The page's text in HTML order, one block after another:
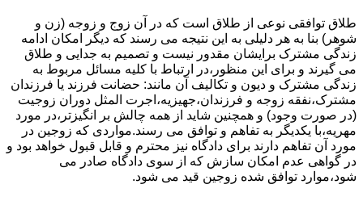
طلاق توافقی نوعی از طلاق است که در آن زوج و زوجه (زن و
شوهر) بنا به هر دلیلی به این نتیجه می رسند که دیگر امکان ادامه
زندگی مشترک برایشان مقدور نیست و تصمیم به جدایی و طلاق
می گیرند و برای این منظور،در ارتباط با کلیه مسائل مربوط به
زندگی مشترک و دیون و تکالیف آن مانند: حضانت فرزند یا فرزندان
مشترک،نفقه زوجه و فرزندان،جهیزیه،اجرت المثل دوران زوجیت
(در صورت وجود) و همچنین شاید از همه چالش بر انگیزتر،در مورد
مهریه،با یکدیگر به تفاهم و توافق می رسند.مواردی که زوجین در
مورد آن تفاهم دارند برای دادگاه نیز محترم و قابل قبول خواهد بود و
در گواهی عدم امکان سازش که از سوی دادگاه صادر می
شود،موارد توافق شده زوجین قید می شود.